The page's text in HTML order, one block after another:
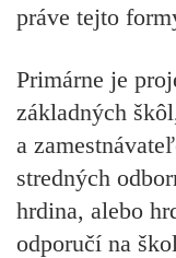
práve tejto
Primárne je
základných
a
stredných
hrdina, alebo
odporučí na